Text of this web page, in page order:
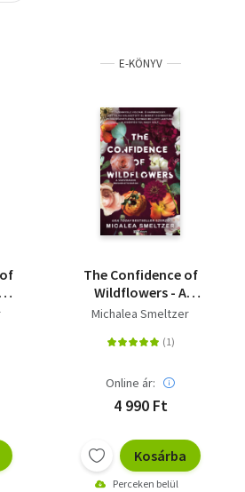
E-KÖNYV
The Confidence of
Wildflowers - A
vadvirágok
Michalea Smeltzer
Online ár:
4 990 Ft
Kosárba
Perceken belül